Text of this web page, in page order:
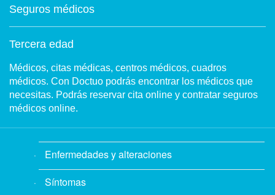
Seguros médicos
Tercera edad
Médicos, citas médicas, centros médicos, cuadros
médicos. Con Doctuo podrás encontrar los médicos que
necesitas. Podrás reservar cita online y contratar seguros
médicos online.
Enfermedades y alteraciones
Síntomas